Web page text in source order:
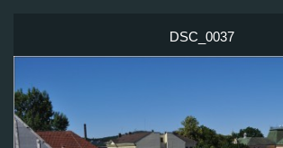
DSC_0037